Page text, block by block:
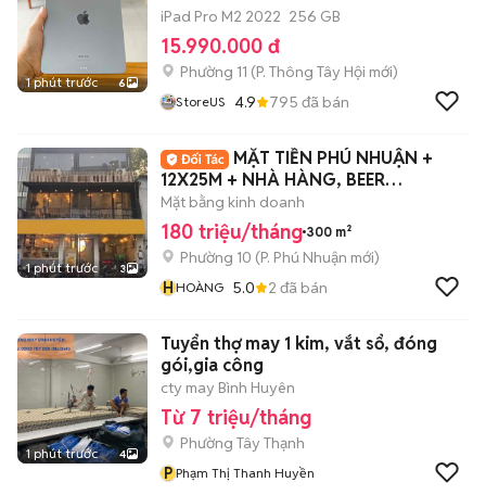
1 phút trước 6
iPad Pro M2 2022 256 GB
15.990.000 đ
Phường 11 (P. Thông Tây Hội mới)
StoreUS 4.9 795 đã bán
1 phút trước 3
MẶT TIỀN PHÚ NHUẬN +
12X25M + NHÀ HÀNG, BEER
RESTAURANT, F&B
Mặt bằng kinh doanh
180 triệu/tháng 300 m²
Phường 10 (P. Phú Nhuận mới)
HHOÀNG 5.0 2 đã bán
1 phút trước 4
Tuyển thợ may 1 kim, vắt sổ, đóng
gói,gia công
cty may Bình Huyên
Từ 7 triệu/tháng
Phường Tây Thạnh
P Phạm Thị Thanh Huyền